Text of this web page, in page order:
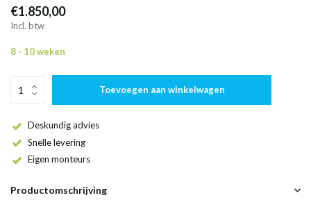
€1.850,00
Incl. btw
8 - 10 weken
Toevoegen aan winkelwagen
Deskundig advies
Snelle levering
Eigen monteurs
Productomschrijving